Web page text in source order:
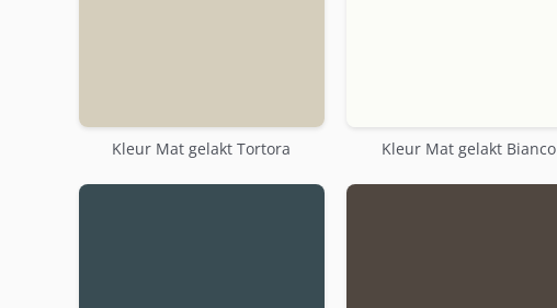
Kleur Mat gelakt Tortora Kleur Mat gelakt Bianco